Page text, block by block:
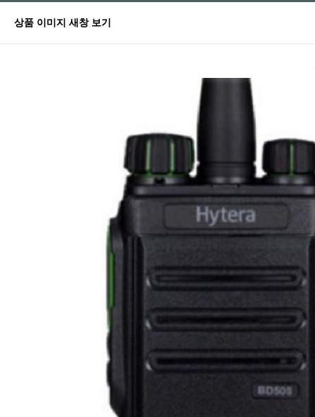
상품 이미지 새창 보기